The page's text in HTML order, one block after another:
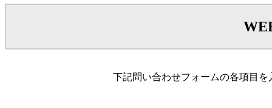
下記問い合わせフォームの各項目を